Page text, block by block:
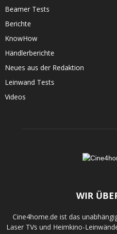
Beamer Tests
Berichte
KnowHow
Händlerberichte
Neues aus der Redaktion
Leinwand Tests
Videos
WIR
Cine4home.de ist das
Laser TVs und Heimkino-